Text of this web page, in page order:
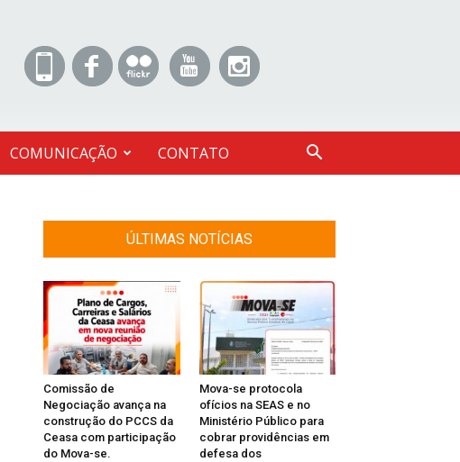
COMUNICAÇÃO CONTATO
ÚLTIMAS NOTÍCIAS
Comissão de
Negociação avança na
construção do PCCS da
Ceasa com participação
do Mova-se.
Mova-se protocola
ofícios na SEAS e no
Ministério Público para
cobrar providências em
defesa dos